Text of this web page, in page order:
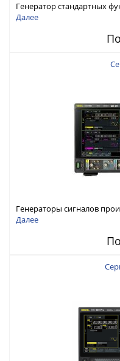
Генератор стандартных
формы Rigol серии DG800
Далее
Генераторы сигналов
DG6000 до 500 МГц или до 1
Далее